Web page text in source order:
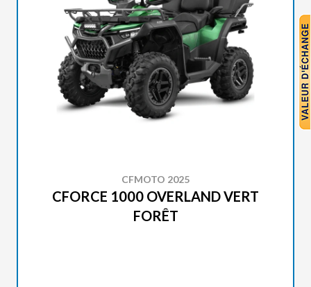
CFMOTO 2025
CFORCE 1000 OVERLAND VERT
FORÊT